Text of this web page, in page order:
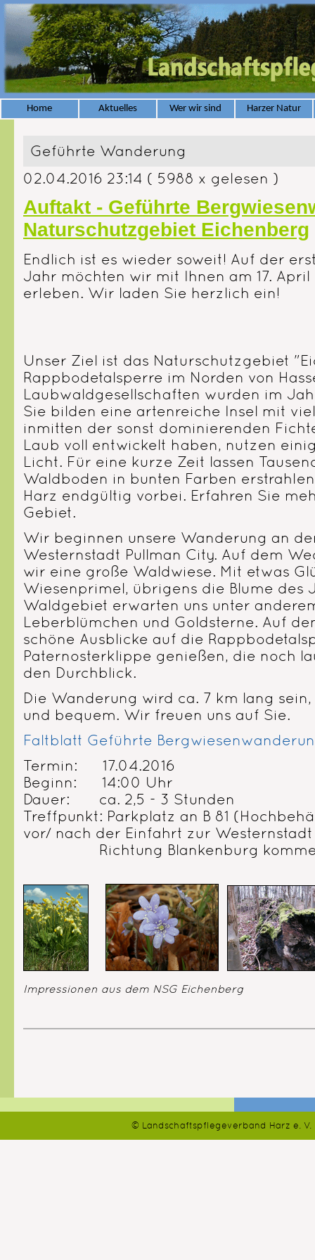
Home Aktuelles Wer wir sind Harzer Natur
Geführte Wanderung
02.04.2016 23:14 ( 5988 x gelesen )
Auftakt - Geführte
Naturschutzgebiet Eichenberg
Endlich ist es wieder soweit! Auf der
Jahr möchten wir mit Ihnen am 17.
erleben. Wir laden Sie herzlich ein!
Unser Ziel ist das Naturschutzgebiet
Rappbodetalsperre im Norden von
Laubwaldgesellschaften wurden im
Sie bilden eine artenreiche Insel mit
inmitten der sonst dominierenden
Laub voll entwickelt haben, nutzen
Licht. Für eine kurze Zeit lassen
Waldboden in bunten Farben
Harz endgültig vorbei. Erfahren Sie
Gebiet.
Wir beginnen unsere Wanderung an
Westernstadt Pullman City. Auf dem
wir eine große Waldwiese. Mit etwas
Wiesenprimel, übrigens die Blume des
Waldgebiet erwarten uns unter
Leberblümchen und Goldsterne. Auf
schöne Ausblicke auf die
Paternosterklippe genießen, die noch
den Durchblick.
Die Wanderung wird ca. 7 km lang
und bequem. Wir freuen uns auf Sie.
Faltblatt Geführte
Termin: 17.04.2016
Beginn: 14:00 Uhr
Dauer: ca. 2,5 - 3 Stunden
Treffpunkt: Parkplatz an B 81
vor/ nach der Einfahrt zur Westernstadt
Richtung Blankenburg
Impressionen aus dem NSG Eichenberg
© Landschaftspflegeverband Harz e.